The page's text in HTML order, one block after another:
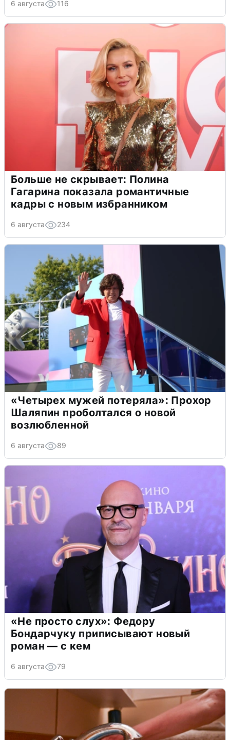
6 августа 116
Больше не скрывает: Полина
Гагарина показала романтичные
кадры с новым избранником
6 августа 234
«Четырех мужей потеряла»: Прохор
Шаляпин проболтался о новой
возлюбленной
6 августа 89
«Не просто слух»: Федору
Бондарчуку приписывают новый
роман — с кем
6 августа 79